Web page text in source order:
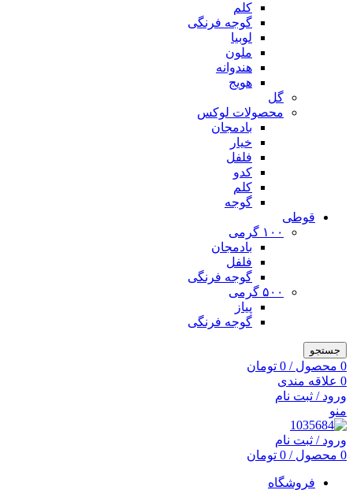
کلم
گوجه فرنگی
لوبیا
ملون
هندوانه
هویج
گل
محصولات لوکس
بادمجان
خیار
فلفل
کدو
کلم
گوجه
قوطی
۱۰۰ گرمی
بادمجان
فلفل
گوجه فرنگی
۵۰۰ گرمی
پیاز
گوجه فرنگی
جستجو
0 محصول /
0 تومان
0 علاقه مندی
ورود / ثبت نام
منو
ورود / ثبت نام
0 محصول /
0 تومان
فروشگاه